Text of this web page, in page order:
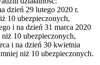
dzień 29 lutego 2020 r.
10 ubezpieczonych,
i na dzień 31 marca 2020
10 ubezpieczonych,
i na dzień 30 kwietnia
niż 10 ubezpieczonych.